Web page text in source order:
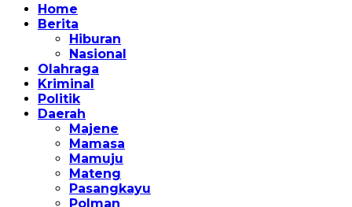
Home
Berita
Hiburan
Nasional
Olahraga
Kriminal
Politik
Daerah
Majene
Mamasa
Mamuju
Mateng
Pasangkayu
Polman